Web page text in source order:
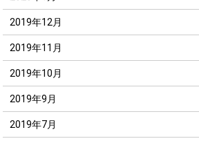
2019年12月
2019年11月
2019年10月
2019年9月
2019年7月